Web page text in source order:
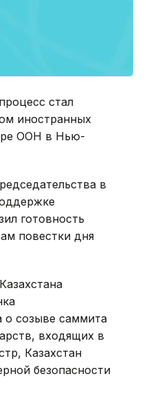
стал
иностранных
ООН в Нью-
в
готовность
повестки дня
о созыве саммита
входящих в
Казахстан
безопасности